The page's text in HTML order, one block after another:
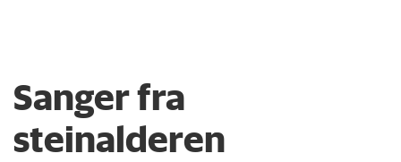
Sanger fra
steinalderen